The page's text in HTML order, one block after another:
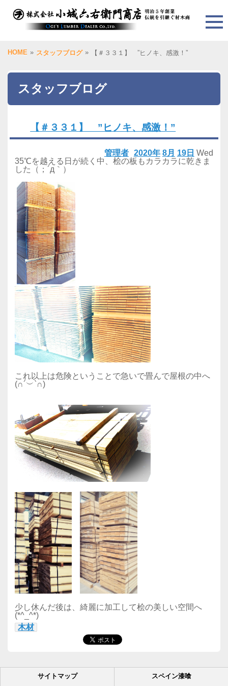
HOME » スタッフブログ » 【＃３３１】 ”ヒノキ、感激！”
スタッフブログ
【＃３３１】 ”ヒノキ、感激！”
2020年 8月 19日 Wed
管理者
35℃を越える日が続く中、桧の板もカラカラに乾きま
した（；´д｀）
これ以上は危険ということで急いで畳んで屋根の中へ
(∩´︶`∩)
少し休んだ後は、綺麗に加工して桧の美しい空間へ
(*^_^*)
木材
サイトマップ スペイン漆喰